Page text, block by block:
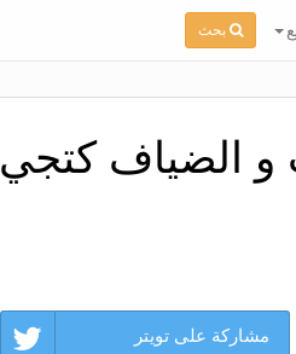
بحث
و الضياف كتجي
مشاركة على تويتر